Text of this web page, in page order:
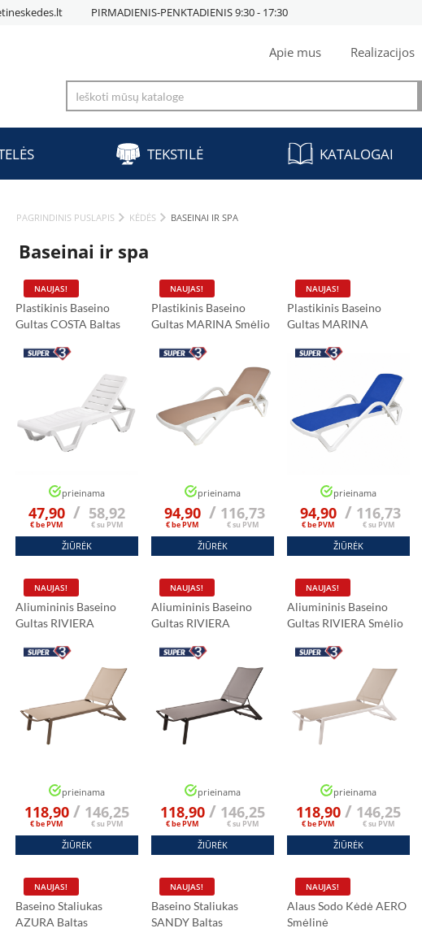
PIRMADIENIS-PENKTADIENIS 9:30 - 17:30
Apie mus Realizacijos
TEKSTILĖ KATALOGAI
PAGRINDINIS PUSLAPIS KĖDĖS BASEINAI IR SPA
Baseinai ir spa
Plastikinis Baseino
Gultas COSTA Baltas
NAUJAS!
prieinama
47,90
€ be PVM
/ 58,92
€ su PVM
ŽIŪRĖK
Plastikinis Baseino
Gultas MARINA Smėlio
NAUJAS!
prieinama
94,90
€ be PVM
/ 116,73
€ su PVM
ŽIŪRĖK
Plastikinis Baseino
Gultas MARINA
NAUJAS!
prieinama
94,90
€ be PVM
/ 116,73
€ su PVM
ŽIŪRĖK
Aliumininis Baseino
Gultas RIVIERA
NAUJAS!
prieinama
118,90
€ be PVM
/ 146,25
€ su PVM
ŽIŪRĖK
Aliumininis Baseino
Gultas RIVIERA
NAUJAS!
prieinama
118,90
€ be PVM
/ 146,25
€ su PVM
ŽIŪRĖK
Aliumininis Baseino
Gultas RIVIERA Smėlio
NAUJAS!
prieinama
118,90
€ be PVM
/ 146,25
€ su PVM
ŽIŪRĖK
Baseino Staliukas
AZURA Baltas
NAUJAS!
Baseino Staliukas
SANDY Baltas
NAUJAS!
Alaus Sodo Kėdė AERO
Smėlinė
NAUJAS!